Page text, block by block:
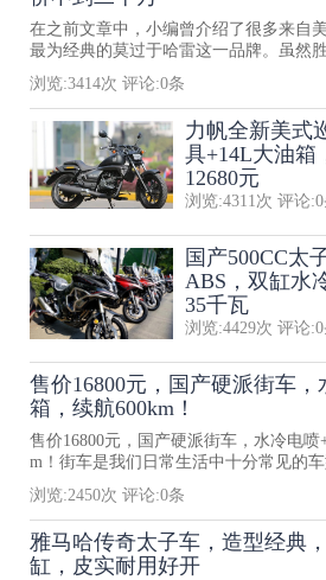
在之前文章中，小编曾介绍了很多来自
最为经典的莫过于哈雷这一品牌。虽然
浏览:3414次 评论:0条
力帆全新美式
具+14L大油箱
12680元
浏览:4311次 评论:0
国产500CC太
ABS，双缸水
35千瓦
浏览:4429次 评论:0
售价16800元，国产硬派街车，
箱，续航600km！
售价16800元，国产硬派街车，水冷电喷
m！街车是我们日常生活中十分常见的
浏览:2450次 评论:0条
雅马哈传奇太子车，造型经典
缸，皮实耐用好开